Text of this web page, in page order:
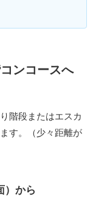
ンコースへ
階段またはエスカ
す。（少々距離が
）から